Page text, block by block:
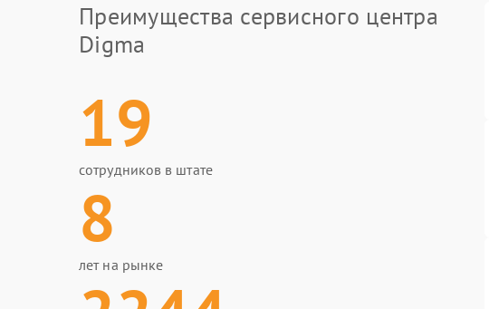
Преимущества сервисного центра
Digma
19
сотрудников в штате
8
лет на рынке